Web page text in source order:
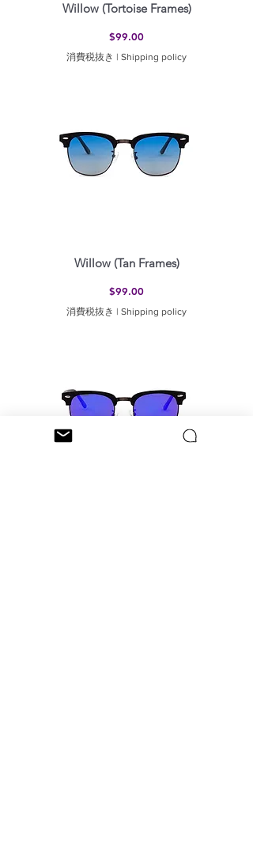
Willow (Tortoise Frames)
価格
$99.00
消費税抜き | Shipping policy
Willow (Tan Frames)
価格
$99.00
消費税抜き | Shipping policy